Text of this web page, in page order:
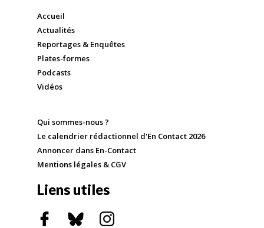
Accueil
Actualités
Reportages & Enquêtes
Plates-formes
Podcasts
Vidéos
Qui sommes-nous ?
Le calendrier rédactionnel d'En Contact 2026
Annoncer dans En-Contact
Mentions légales & CGV
Liens utiles